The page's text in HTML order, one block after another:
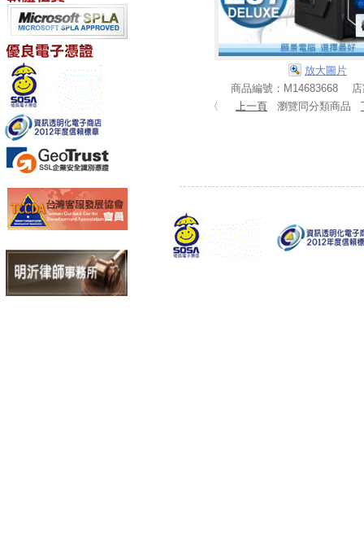
放大圖片
商品編號：M14683668 店
〈
上一頁 瀏覽同分類商品